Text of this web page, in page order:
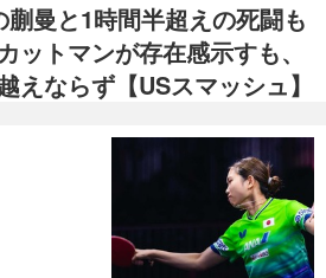
バックナンバー
国内
まとめ
写真
スポーツ
出版／映画
ファッション
曼と1時間半超えの死闘も
トマンが存在感示すも、
えならず【USスマッシュ】